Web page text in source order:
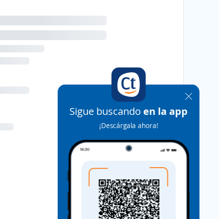
Sigue buscando en la app
¡Descárgala ahora!